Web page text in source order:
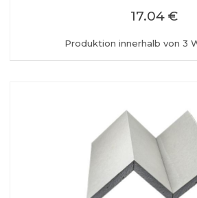
Produktion innerhalb von 3
17.04 €